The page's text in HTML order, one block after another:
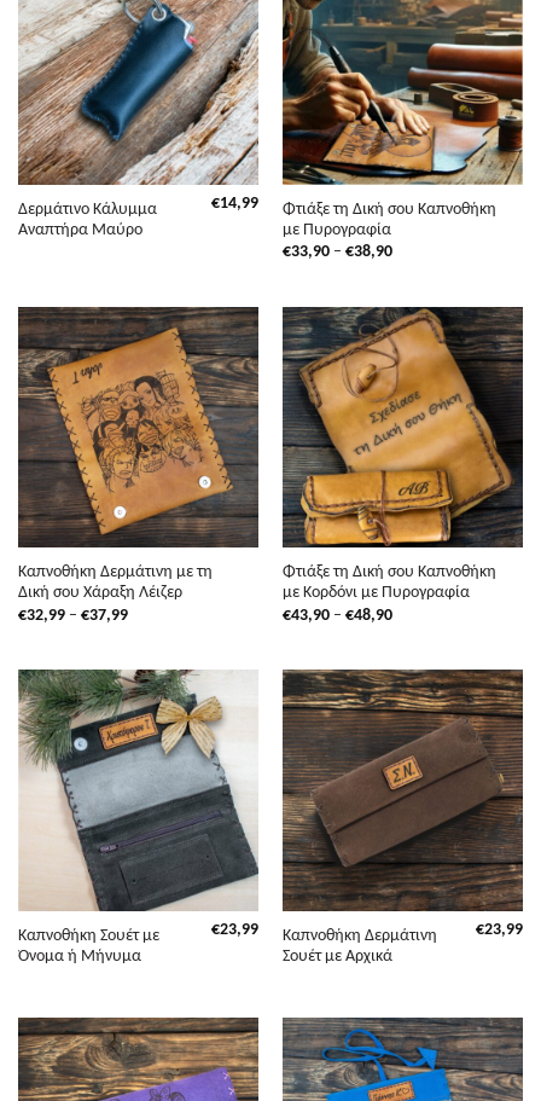
Δερμάτινο Κάλυμμα
Αναπτήρα Μαύρο
€14,99
Φτιάξε τη Δική σου Καπνοθήκη
με Πυρογραφία
€33,90 – €38,90Price
€38,90
Καπνοθήκη Δερμάτινη με τη
Δική σου Χάραξη Λέιζερ
€32,99 – €37,99Price
€37,99
Φτιάξε τη Δική σου Καπνοθήκη
με Κορδόνι με Πυρογραφία
€43,90 – €48,90Price
€48,90
Καπνοθήκη Σουέτ με
Όνομα ή Μήνυμα
€23,99
Καπνοθήκη Δερμάτινη
Σουέτ με Αρχικά
€23,99